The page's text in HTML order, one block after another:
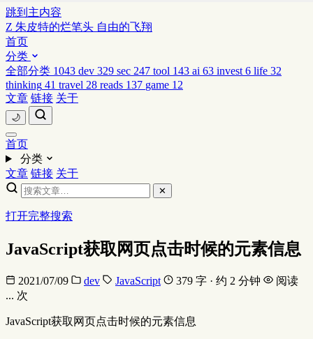
跳到主内容
Z 朱皮特的烂笔头 自由的飞翔
首页
分类
全部分类 1043 dev 329 sec 247 tool 143 ai 63 invest 6 life 32
thinking 41 travel 28 reads 137 game 12
文章 链接 关于
🌙
首页
分类
文章 链接 关于
✕
打开完整搜索
JavaScript获取网页点击时候的元素信息
2021/07/09 dev JavaScript 379 字 · 约 2 分钟
阅读
... 次
JavaScript获取网页点击时候的元素信息